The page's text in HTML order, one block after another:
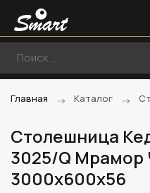
Главная Каталог
Столешница
3025/Q Мрамор
3000х600х56